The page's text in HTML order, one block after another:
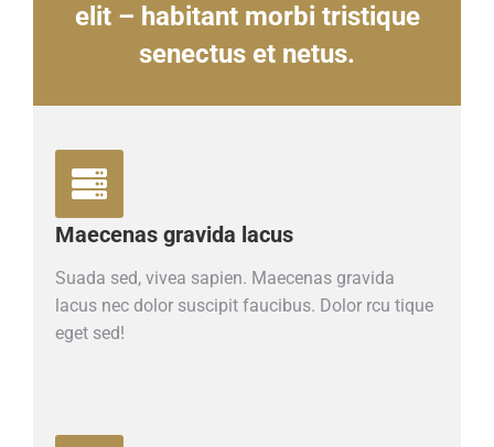
elit – habitant morbi tristique
senectus et netus.
Maecenas gravida lacus
Suada sed, vivea sapien. Maecenas gravida
lacus nec dolor suscipit faucibus. Dolor rcu tique
eget sed!